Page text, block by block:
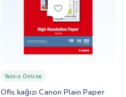
Ofis kağızı Canon Plain Paper
Yalnız Online